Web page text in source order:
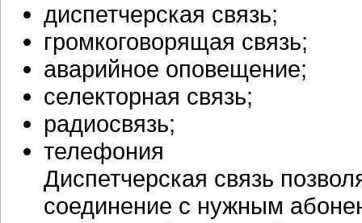
диспетчерская связь;
громкоговорящая связь;
аварийное оповещение;
селекторная связь;
радиосвязь;
телефония
Диспетчерская связь
соединение с нужным